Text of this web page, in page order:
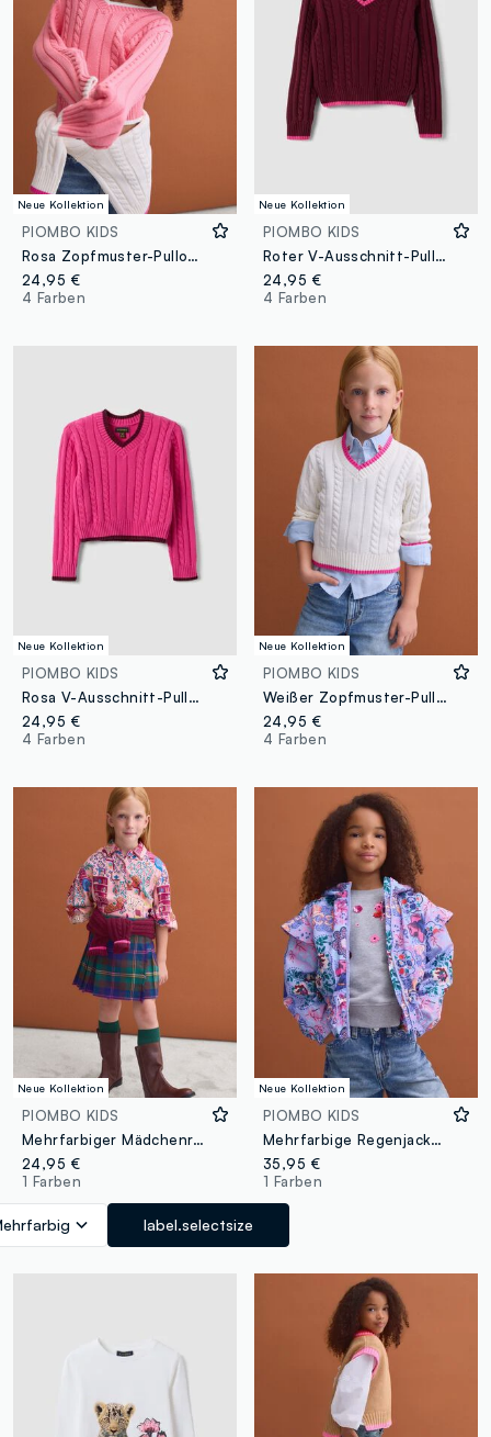
Neue Kollektion
PIOMBO KIDS
Rosa Zopfmuster-Pullover aus reiner Baumwolle mit V-Ausschnitt für Mädchen
24,95 €
4 Farben
Neue Kollektion
PIOMBO KIDS
Roter V-Ausschnitt-Pullover aus reiner Baumwolle mit Zopfmuster für Mädchen
24,95 €
4 Farben
Neue Kollektion
PIOMBO KIDS
Rosa V-Ausschnitt-Pullover aus reiner Baumwolle mit Zopfmuster für Mädchen
24,95 €
4 Farben
Neue Kollektion
PIOMBO KIDS
Weißer Zopfmuster-Pullover aus reiner Baumwolle mit V-Ausschnitt für Mädchen
24,95 €
4 Farben
Neue Kollektion
PIOMBO KIDS
Mehrfarbiger Mädchenrock aus elastischer Viskose im Karomuster
24,95 €
1 Farben
label.selectsize
Neue Kollektion
PIOMBO KIDS
Mehrfarbige Regenjacke mit Kapuze und Allover-Print für Mädchen
35,95 €
1 Farben